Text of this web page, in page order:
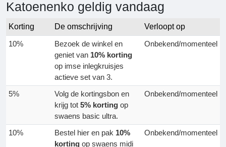
Katoenenko geldig vandaag
Korting De omschrijving
Verloopt op
10%
Bezoek de winkel en
geniet van 10% korting
op imse inlegkruisjes
actieve set van 3.
Onbekend/momenteel
5%
Volg de kortingsbon en
krijg tot 5% korting op
swaens basic ultra.
Onbekend/momenteel
10% Bestel hier en pak 10%
korting op swaens midi
Onbekend/momenteel